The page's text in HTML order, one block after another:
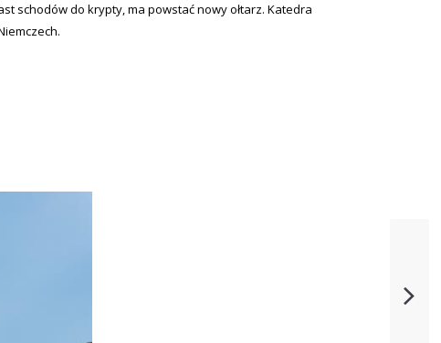
schodów do krypty, ma powstać nowy ołtarz. Katedra